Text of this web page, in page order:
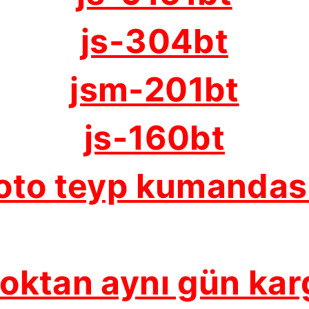
js-304bt
jsm-201bt
js-160bt
teyp
aynı gün